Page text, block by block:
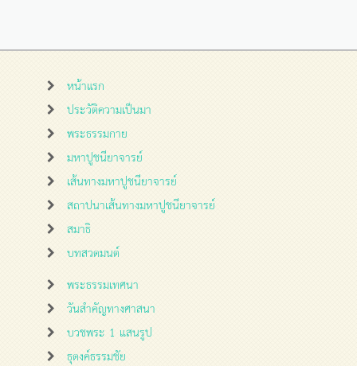
หน้าแรก
ประวัติความเป็นมา
พระธรรมกาย
มหาปูชนียาจารย์
เส้นทางมหาปูชนียาจารย์
สถาปนาเส้นทางมหาปูชนียาจารย์
สมาธิ
บทสวดมนต์
พระธรรมเทศนา
วันสำคัญทางศาสนา
บวชพระ 1 แสนรูป
ธุดงค์ธรรมชัย